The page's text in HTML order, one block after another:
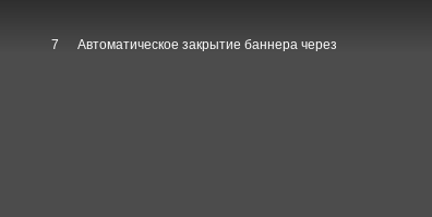
6 Автоматическое закрытие баннера через